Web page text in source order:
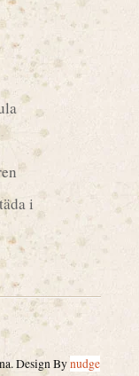
i
Design Bynudge